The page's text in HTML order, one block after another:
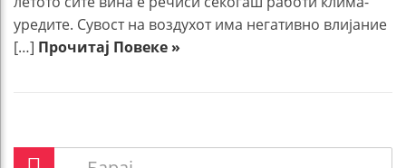
уредите. Сувост на воздухот има негативно влијание
[…] Прочитај Повеке »